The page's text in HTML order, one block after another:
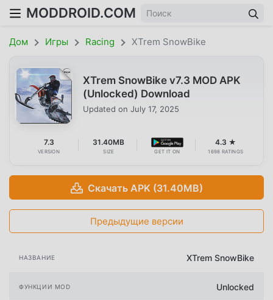
MODDROID.COM
Дом Игры Racing XTrem SnowBike
XTrem SnowBike v7.3 MOD APK
(Unlocked) Download
Updated on July 17, 2025
7.3
VERSION
31.40MB
SIZE GET IT ON
4.3 ★
1698 RATINGS
Скачать APK (31.40MB)
Предыдущие версии
НАЗВАНИЕ XTrem SnowBike
ФУНКЦИИ MOD Unlocked